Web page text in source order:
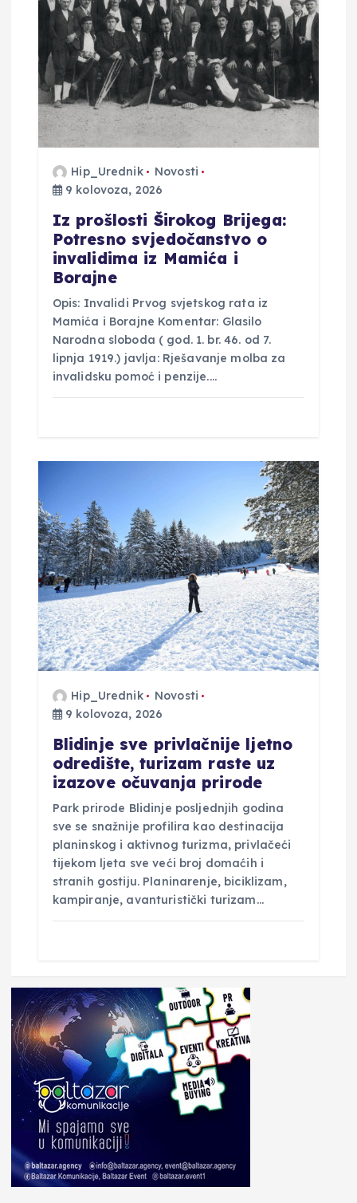
a
o
b
Hip_Urednik
Novosti
9 kolovoza, 2026
Iz prošlosti Širokog Brijega:
Potresno svjedočanstvo o
invalidima iz Mamića i
Borajne
Opis: Invalidi Prvog svjetskog rata iz
Mamića i Borajne Komentar: Glasilo
Narodna sloboda ( god. 1. br. 46. od 7.
lipnja 1919.) javlja: Rješavanje molba za
invalidsku pomoć i penzije.…
Hip_Urednik
Novosti
9 kolovoza, 2026
Blidinje sve privlačnije ljetno
odredište, turizam raste uz
izazove očuvanja prirode
Park prirode Blidinje posljednjih godina
sve se snažnije profilira kao destinacija
planinskog i aktivnog turizma, privlačeći
tijekom ljeta sve veći broj domaćih i
stranih gostiju. Planinarenje, biciklizam,
kampiranje, avanturistički turizam…